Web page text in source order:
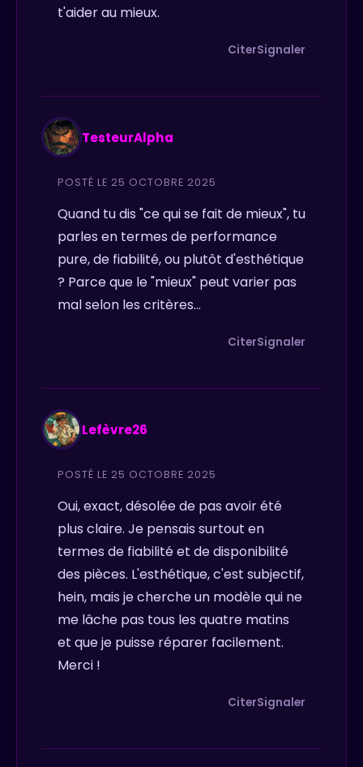
t'aider au mieux.
CiterSignaler
TesteurAlpha
POSTÉ LE 25 OCTOBRE 2025
Quand tu dis "ce qui se fait de mieux", tu
parles en termes de performance
pure, de fiabilité, ou plutôt d'esthétique
? Parce que le "mieux" peut varier pas
mal selon les critères...
CiterSignaler
Lefèvre26
POSTÉ LE 25 OCTOBRE 2025
Oui, exact, désolée de pas avoir été
plus claire. Je pensais surtout en
termes de fiabilité et de disponibilité
des pièces. L'esthétique, c'est subjectif,
hein, mais je cherche un modèle qui ne
me lâche pas tous les quatre matins
et que je puisse réparer facilement.
Merci !
CiterSignaler